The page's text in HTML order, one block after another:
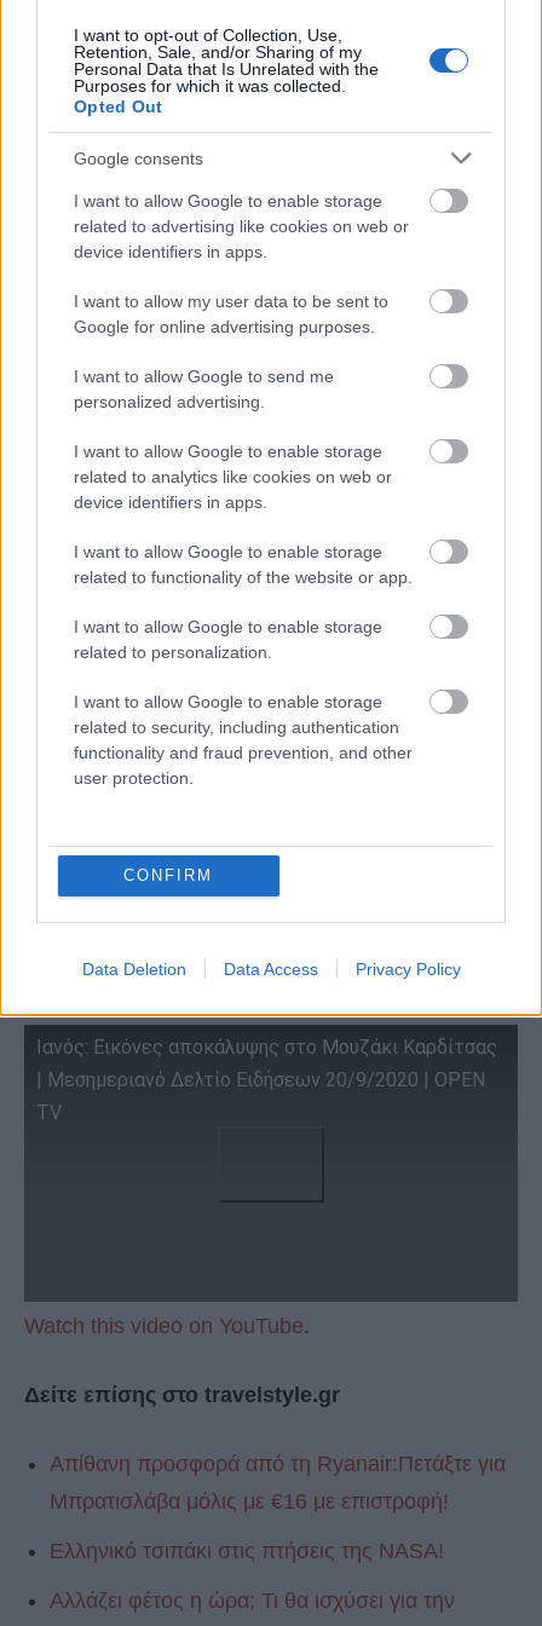
I want to opt-out of Collection, Use,
Retention, Sale, and/or Sharing of my
Personal Data that Is Unrelated with the
Purposes for which it was collected.
Opted Out
Google consents
I want to allow Google to enable storage
related to advertising like cookies on web or
device identifiers in apps.
I want to allow my user data to be sent to
Google for online advertising purposes.
I want to allow Google to send me
personalized advertising.
I want to allow Google to enable storage
related to analytics like cookies on web or
device identifiers in apps.
I want to allow Google to enable storage
related to functionality of the website or app.
I want to allow Google to enable storage
related to personalization.
I want to allow Google to enable storage
related to security, including authentication
functionality and fraud prevention, and other
user protection.
CONFIRM
Data Deletion Data Access Privacy Policy
Δείτε τα βίντεο που ακολουθούν με τα ρεπορτάζ
του Σαββάτου 19/09 πως περιγράφουν το
ΙΑΝΟΣ. ΕΙΚΟΝΕΣ ΑΠΟΚΑΛΥΨΗΣ ΣΤΗΝ ΚΑΡΔΙΤΣΑ
Watch this video on YouTube.
Ιανός: Εικόνες αποκάλυψης στο Μουζάκι Καρδίτσας
| Μεσημεριανό Δελτίο Ειδήσεων 20/9/2020 | OPEN
TV
Watch this video on YouTube.
Δείτε επίσης στο travelstyle.gr
Απίθανη προσφορά από τη Ryanair:Πετάξτε για
Μπρατισλάβα μόλις με €16 με επιστροφή!
Eλληνικό τσιπάκι στις πτήσεις της NASA!
Αλλάζει φέτος η ώρα; Τι θα ισχύσει για την